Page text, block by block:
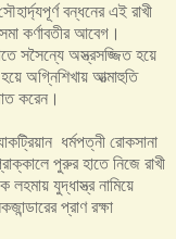
বন্ধনের এই রাখী
কর্ণাবতীর আবেগ।
সসৈন্যে অস্ত্রসজ্জিত হয়ে
অগ্নিশিখায় আত্মাহুতি
করেন।
ধর্মপত্নী রোকসানা
পুরুর হাতে নিজে রাখী
যুদ্ধাস্ত্র নামিয়ে
প্রাণ রক্ষা